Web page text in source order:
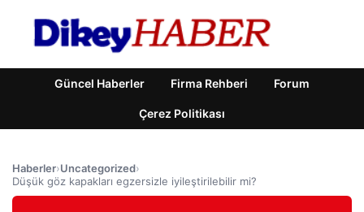
Güncel Haberler Firma Rehberi Forum
Çerez Politikası
Haberler›Uncategorized›
Düşük göz kapakları egzersizle iyileştirilebilir mi?